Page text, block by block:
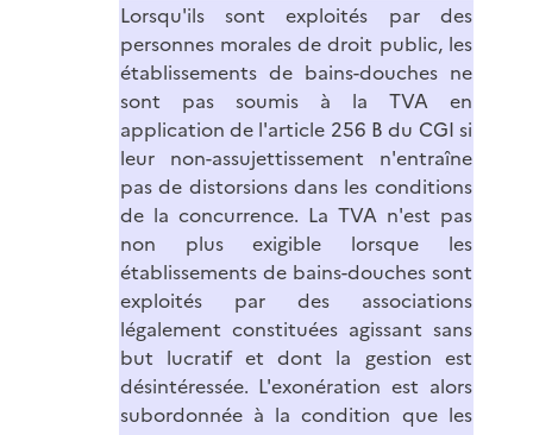
Lorsqu'ils sont exploités par des
personnes morales de droit public, les
établissements de bains-douches ne
sont pas soumis à la TVA en
application de l'article 256 B du CGI si
leur non-assujettissement n'entraîne
pas de distorsions dans les conditions
de la concurrence. La TVA n'est pas
non plus exigible lorsque les
établissements de bains-douches sont
exploités par des associations
légalement constituées agissant sans
but lucratif et dont la gestion est
désintéressée. L'exonération est alors
subordonnée à la condition que les